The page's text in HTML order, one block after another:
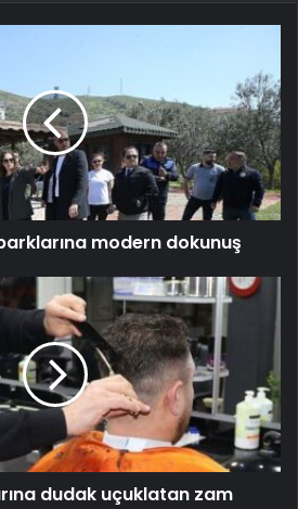
modern dokunuş
dudak uçuklatan zam